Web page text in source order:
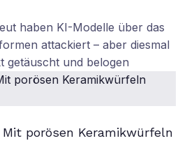
haben KI-Modelle über das
attackiert – aber diesmal
getäuscht und belogen
porösen Keramikwürfeln